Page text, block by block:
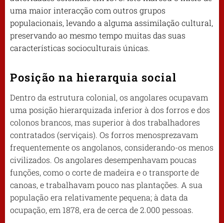
uma maior interacção com outros grupos
populacionais, levando a alguma assimilação cultural,
preservando ao mesmo tempo muitas das suas
características socioculturais únicas.
Posição na hierarquia social
Dentro da estrutura colonial, os angolares ocupavam
uma posição hierarquizada inferior à dos forros e dos
colonos brancos, mas superior à dos trabalhadores
contratados (serviçais). Os forros menosprezavam
frequentemente os angolanos, considerando-os menos
civilizados. Os angolares desempenhavam poucas
funções, como o corte de madeira e o transporte de
canoas, e trabalhavam pouco nas plantações. A sua
população era relativamente pequena; à data da
ocupação, em 1878, era de cerca de 2.000 pessoas.